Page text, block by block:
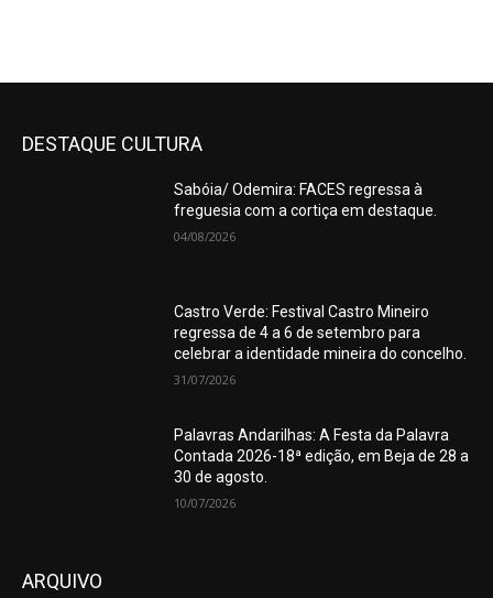
DESTAQUE CULTURA
Sabóia/ Odemira: FACES regressa à
freguesia com a cortiça em destaque.
04/08/2026
Castro Verde: Festival Castro Mineiro
regressa de 4 a 6 de setembro para
celebrar a identidade mineira do concelho.
31/07/2026
Palavras Andarilhas: A Festa da Palavra
Contada 2026-18ª edição, em Beja de 28 a
30 de agosto.
10/07/2026
ARQUIVO